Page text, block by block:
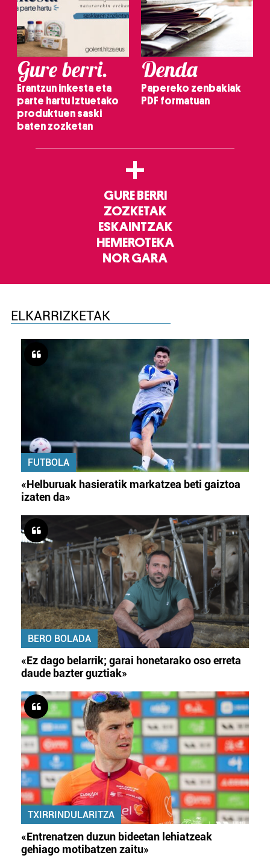
Gure berri.
Erantzun inkesta eta
parte hartu Iztuetako
produktuen saski
baten zozketan
Denda
Papereko zenbakiak
PDF formatuan
+
GURE BERRI
ZOZKETAK
ESKAINTZAK
HEMEROTEKA
NOR GARA
ELKARRIZKETAK
FUTBOLA
«Helburuak hasieratik markatzea beti gaiztoa
izaten da»
BERO BOLADA
«Ez dago belarrik; garai honetarako oso erreta
daude bazter guztiak»
TXIRRINDULARITZA
«Entrenatzen duzun bideetan lehiatzeak
gehiago motibatzen zaitu»